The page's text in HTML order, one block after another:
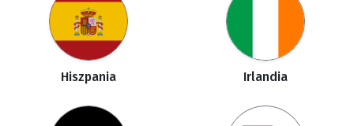
Hiszpania Irlandia